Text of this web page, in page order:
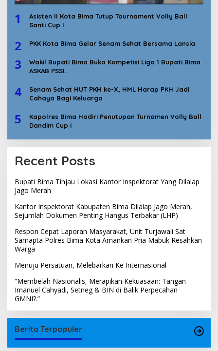
1
Asisten II Kota Bima Tutup Tournament Volly Ball
Santi Cup I
2 PKK Kota Bima Gelar Senam Sehat Bersama Lansia
3
Wakil Bupati Bima Buka Kompetisi Liga 1 Bupati Bima
ASKAB PSSI.
4
Senam Sehat HUT PKH ke-X, HML Harap PKH Jadi
Cahaya Bagi Keluarga
5
Kapolres Bima Hadiri Penutupan Turnamen Volly Ball
Dandim Cup I
Recent Posts
Bupati Bima Tinjau Lokasi Kantor Inspektorat Yang Dilalap
Jago Merah
Kantor Inspektorat Kabupaten Bima Dilalap Jago Merah,
Sejumlah Dokumen Penting Hangus Terbakar (LHP)
Respon Cepat Laporan Masyarakat, Unit Turjawali Sat
Samapta Polres Bima Kota Amankan Pria Mabuk Resahkan
Warga
Menuju Persatuan, Melebarkan Ke Internasional
“Membelah Nasionalis, Merapikan Kekuasaan: Tangan
Imanuel Cahyadi, Setneg & BIN di Balik Perpecahan
GMNI?.”
Berita Terpopuler